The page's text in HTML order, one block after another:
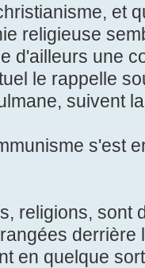
et
religieuse
d'ailleurs une
le rappelle
suivent
s'est
religions, sont
derrière
en quelque